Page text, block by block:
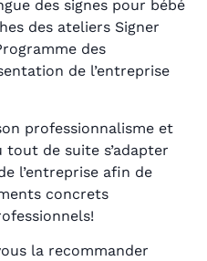
des signes pour bébé
des ateliers Signer
des
de l’entreprise
professionnalisme et
tout de suite s’adapter
l’entreprise afin de
concrets
la recommander